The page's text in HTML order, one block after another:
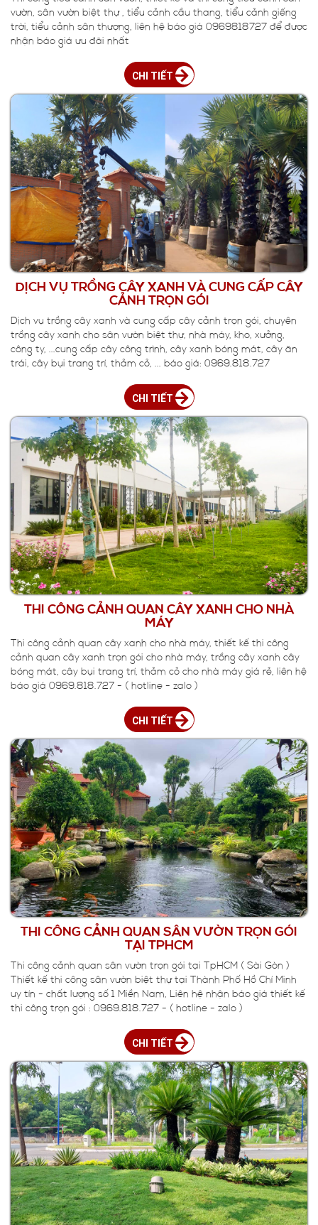
vườn, sân vườn biệt thự , tiểu cảnh cầu thang, tiểu cảnh giếng
trời, tiểu cảnh sân thượng, liên hệ báo giá 0969818727 để được
nhận báo giá ưu đãi nhất
CHI TIẾT
DỊCH VỤ TRỒNG CÂY XANH VÀ CUNG CẤP CÂY
CẢNH TRỌN GÓI
Dịch vụ trồng cây xanh và cung cấp cây cảnh trọn gói, chuyên
trồng cây xanh cho sân vườn biệt thự, nhà máy, kho, xưởng,
công ty, ...cung cấp cây công trình, cây xanh bóng mát, cây ăn
trái, cây bụi trang trí, thảm cỏ, ... báo giá: 0969.818.727
CHI TIẾT
THI CÔNG CẢNH QUAN CÂY XANH CHO NHÀ
MÁY
Thi công cảnh quan cây xanh cho nhà máy, thiết kế thi công
cảnh quan cây xanh trọn gói cho nhà máy, trồng cây xanh cây
bóng mát, cây bụi trang trí, thảm cỏ cho nhà máy giá rẻ, liên hệ
báo giá 0969.818.727 - ( hotline - zalo )
CHI TIẾT
THI CÔNG CẢNH QUAN SÂN VƯỜN TRỌN GÓI
TẠI TPHCM
Thi công cảnh quan sân vườn trọn gói tại TpHCM ( Sài Gòn )
Thiết kế thi công sân vườn biệt thự tại Thành Phố Hồ Chí Minh
uy tín - chất lượng số 1 Miền Nam, Liên hệ nhận báo giá thiết kế
thi công trọn gói : 0969.818.727 - ( hotline - zalo )
CHI TIẾT